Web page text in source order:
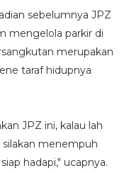
sebelumnya JPZ
mengelola parkir di
merupakan
taraf hidupnya
JPZ ini, kalau lah
menempuh
hadapi," ucapnya.